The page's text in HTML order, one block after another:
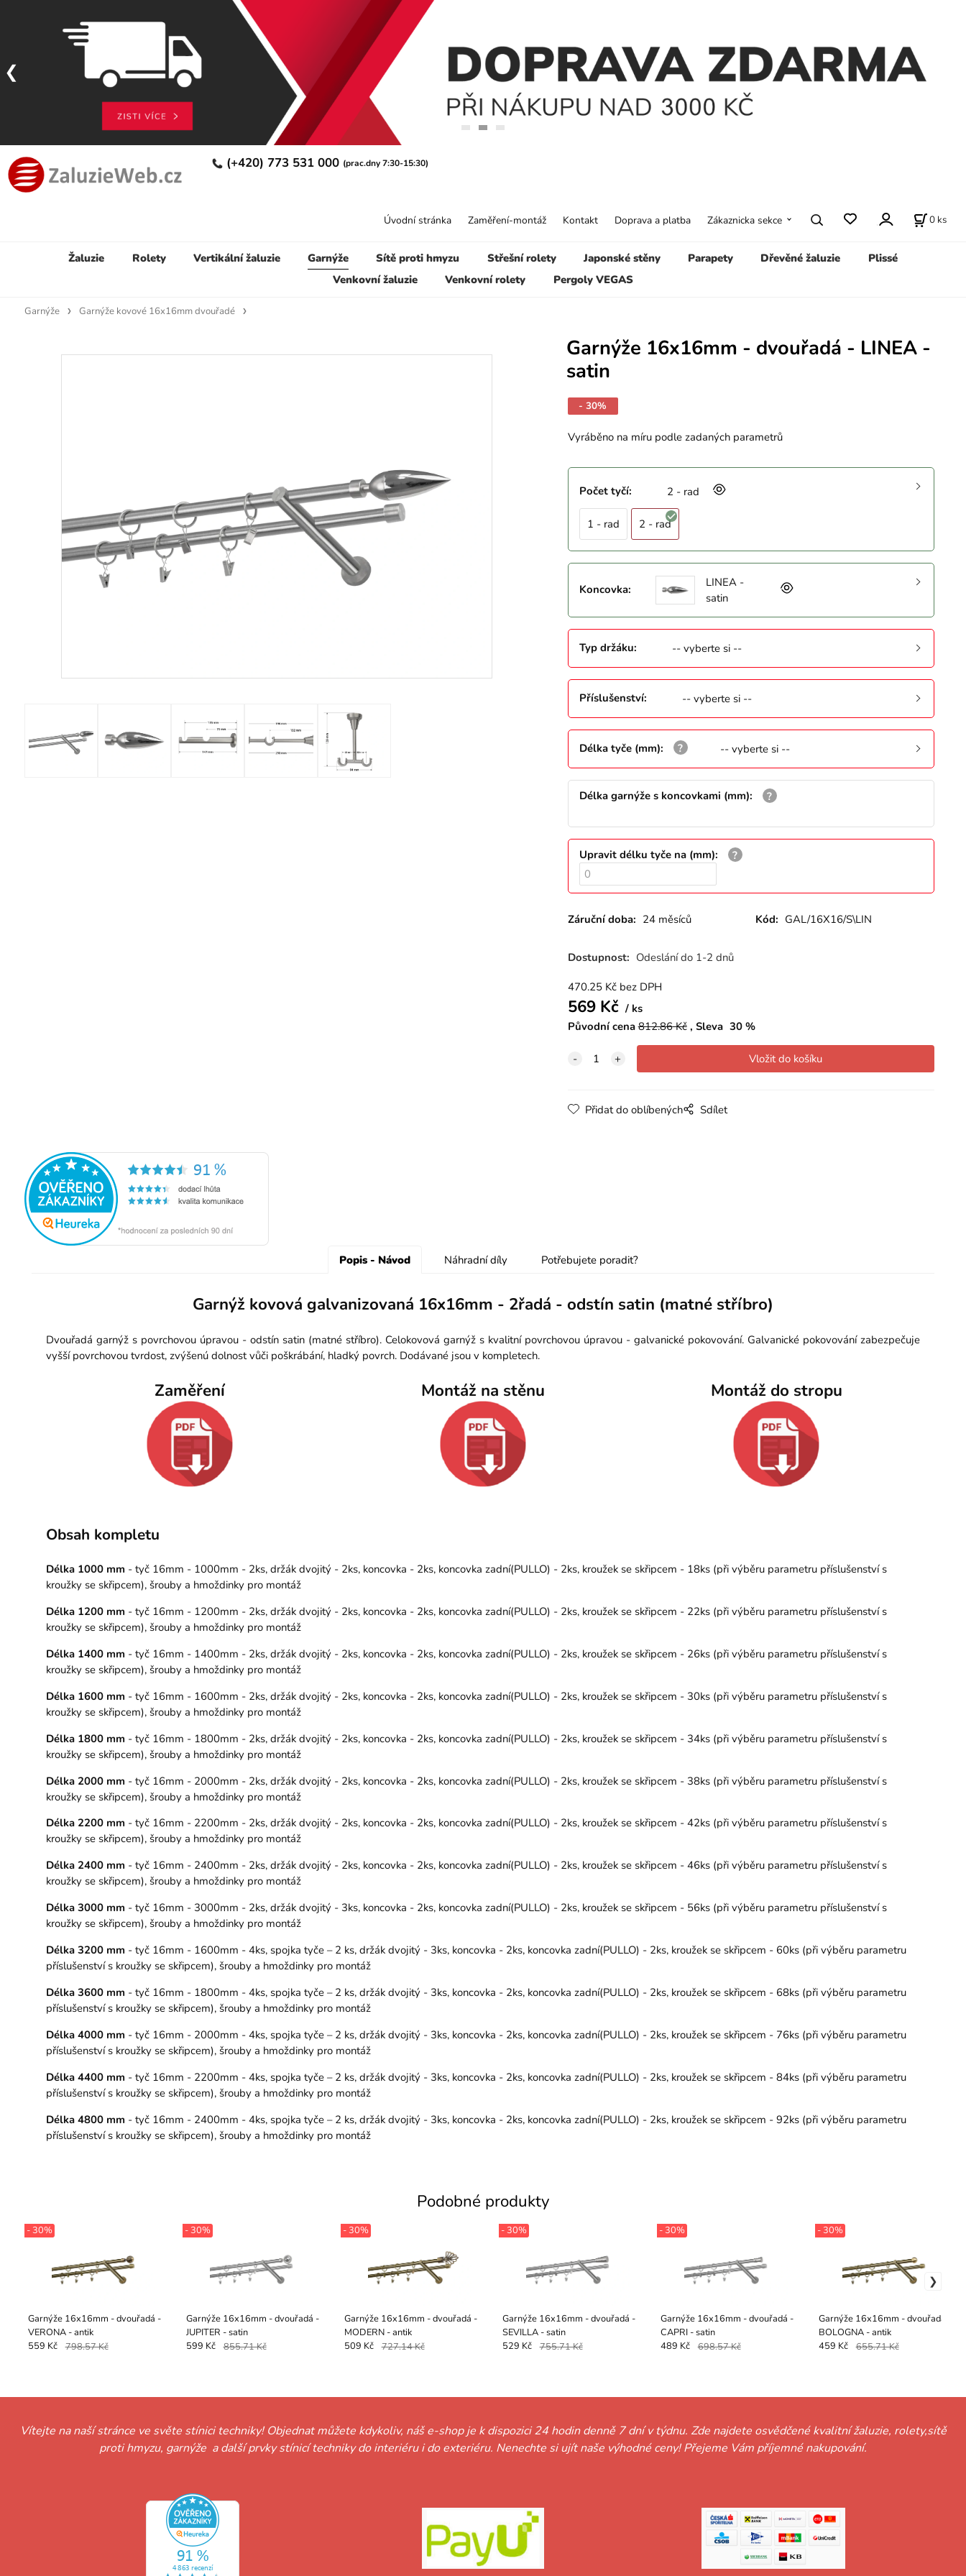
(+420) 773 531 000 (prac.dny 7:30-15:30)
Žaluzie Rolety Vertikální žaluzie Garnýže Sítě proti hmyzu Střešní rolety Japonské stěny Parapety Dřevěné žaluzie
Plissé
Venkovní žaluzie
Venkovní rolety Pergoly VEGAS
Úvodní stránka Zaměření-montáž Kontakt Doprava a platba Zákaznicka sekce 0 ks
Garnýže Garnýže kovové 16x16mm dvouřadé
Garnýže 16x16mm - dvouřadá - LINEA -
satin
- 30%
Vyráběno na míru podle zadaných parametrů
Počet tyčí: 2 - rad
1 - rad 2 - rad
Koncovka:
LINEA -
satin
Typ držáku: -- vyberte si --
Příslušenství: -- vyberte si --
Délka tyče (mm): -- vyberte si --
Délka garnýže s koncovkami (mm):
Upravit délku tyče na (mm):
Záruční doba: 24 měsíců Kód: GAL/16X16/S\LIN
Dostupnost: Odeslání do 1-2 dnů
470.25Kč bez DPH
569Kč
ks
Původní cena 812.86Kč Sleva 30%
Přidat do oblíbených Sdílet
Popis - Návod Náhradní díly Potřebujete poradit?
Garnýž kovová galvanizovaná 16x16mm - 2řadá - odstín satin (matné stříbro)
Dvouřadá garnýž s povrchovou úpravou - odstín satin (matné stříbro). Celokovová garnýž s kvalitní povrchovou úpravou - galvanické pokovování. Galvanické pokovování zabezpečuje
vyšší povrchovou tvrdost, zvýšenú dolnost vůči poškrábání, hladký povrch. Dodávané jsou v kompletech.
Zaměření Montáž na stěnu Montáž do stropu
Obsah kompletu
Délka 1000 mm - tyč 16mm - 1000mm - 2ks, držák dvojitý - 2ks, koncovka - 2ks, koncovka zadní(PULLO) - 2ks, kroužek se skřipcem - 18ks (při výběru parametru příslušenství s
kroužky se skřipcem), šrouby a hmoždinky pro montáž
Délka 1200 mm - tyč 16mm - 1200mm - 2ks, držák dvojitý - 2ks, koncovka - 2ks, koncovka zadní(PULLO) - 2ks, kroužek se skřipcem - 22ks (při výběru parametru příslušenství s
kroužky se skřipcem), šrouby a hmoždinky pro montáž
Délka 1400 mm - tyč 16mm - 1400mm - 2ks, držák dvojitý - 2ks, koncovka - 2ks, koncovka zadní(PULLO) - 2ks, kroužek se skřipcem - 26ks (při výběru parametru příslušenství s
kroužky se skřipcem), šrouby a hmoždinky pro montáž
Délka 1600 mm - tyč 16mm - 1600mm - 2ks, držák dvojitý - 2ks, koncovka - 2ks, koncovka zadní(PULLO) - 2ks, kroužek se skřipcem - 30ks (při výběru parametru příslušenství s
kroužky se skřipcem), šrouby a hmoždinky pro montáž
Délka 1800 mm - tyč 16mm - 1800mm - 2ks, držák dvojitý - 2ks, koncovka - 2ks, koncovka zadní(PULLO) - 2ks, kroužek se skřipcem - 34ks (při výběru parametru příslušenství s
kroužky se skřipcem), šrouby a hmoždinky pro montáž
Délka 2000 mm - tyč 16mm - 2000mm - 2ks, držák dvojitý - 2ks, koncovka - 2ks, koncovka zadní(PULLO) - 2ks, kroužek se skřipcem - 38ks (při výběru parametru příslušenství s
kroužky se skřipcem), šrouby a hmoždinky pro montáž
Délka 2200 mm - tyč 16mm - 2200mm - 2ks, držák dvojitý - 2ks, koncovka - 2ks, koncovka zadní(PULLO) - 2ks, kroužek se skřipcem - 42ks (při výběru parametru příslušenství s
kroužky se skřipcem), šrouby a hmoždinky pro montáž
Délka 2400 mm - tyč 16mm - 2400mm - 2ks, držák dvojitý - 2ks, koncovka - 2ks, koncovka zadní(PULLO) - 2ks, kroužek se skřipcem - 46ks (při výběru parametru příslušenství s
kroužky se skřipcem), šrouby a hmoždinky pro montáž
Délka 3000 mm - tyč 16mm - 3000mm - 2ks, držák dvojitý - 3ks, koncovka - 2ks, koncovka zadní(PULLO) - 2ks, kroužek se skřipcem - 56ks (při výběru parametru příslušenství s
kroužky se skřipcem), šrouby a hmoždinky pro montáž
Délka 3200 mm - tyč 16mm - 1600mm - 4ks, spojka tyče – 2 ks, držák dvojitý - 3ks, koncovka - 2ks, koncovka zadní(PULLO) - 2ks, kroužek se skřipcem - 60ks (při výběru parametru
příslušenství s kroužky se skřipcem), šrouby a hmoždinky pro montáž
Délka 3600 mm - tyč 16mm - 1800mm - 4ks, spojka tyče – 2 ks, držák dvojitý - 3ks, koncovka - 2ks, koncovka zadní(PULLO) - 2ks, kroužek se skřipcem - 68ks (při výběru parametru
příslušenství s kroužky se skřipcem), šrouby a hmoždinky pro montáž
Délka 4000 mm - tyč 16mm - 2000mm - 4ks, spojka tyče – 2 ks, držák dvojitý - 3ks, koncovka - 2ks, koncovka zadní(PULLO) - 2ks, kroužek se skřipcem - 76ks (při výběru parametru
příslušenství s kroužky se skřipcem), šrouby a hmoždinky pro montáž
Délka 4400 mm - tyč 16mm - 2200mm - 4ks, spojka tyče – 2 ks, držák dvojitý - 3ks, koncovka - 2ks, koncovka zadní(PULLO) - 2ks, kroužek se skřipcem - 84ks (při výběru parametru
příslušenství s kroužky se skřipcem), šrouby a hmoždinky pro montáž
Délka 4800 mm - tyč 16mm - 2400mm - 4ks, spojka tyče – 2 ks, držák dvojitý - 3ks, koncovka - 2ks, koncovka zadní(PULLO) - 2ks, kroužek se skřipcem - 92ks (při výběru parametru
příslušenství s kroužky se skřipcem), šrouby a hmoždinky pro montáž
Podobné produkty
Garnýže 16x16mm - dvouřadá -
VERONA - antik
- 30%
559 Kč 798.57 Kč
Garnýže 16x16mm - dvouřadá -
JUPITER - satin
- 30%
599 Kč 855.71 Kč
Garnýže 16x16mm - dvouřadá -
MODERN - antik
- 30%
509 Kč 727.14 Kč
Garnýže 16x16mm - dvouřadá -
SEVILLA - satin
- 30%
529 Kč 755.71 Kč
Garnýže 16x16mm - dvouřadá -
CAPRI - satin
- 30%
489 Kč 698.57 Kč
Garnýže 16x16mm - dvouřadá -
BOLOGNA - antik
- 30%
459 Kč 655.71 Kč
Vítejte na naší stránce ve světe stínici techniky! Objednat můžete kdykoliv, náš e-shop je k dispozici 24 hodin denně 7 dní v týdnu. Zde najdete osvědčené kvalitní žaluzie, rolety,sítě
proti hmyzu, garnýže a další prvky stínicí techniky do interiéru i do exteriéru. Nenechte si ujít naše výhodné ceny! Přejeme Vám příjemné nakupování.